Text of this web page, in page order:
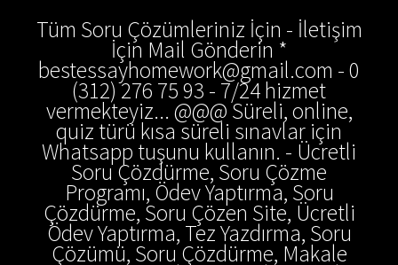
Tüm Soru Çözümleriniz İçin - İletişim
İçin Mail Gönderin *
bestessayhomework@gmail.com - 0
(312) 276 75 93 - 7/24 hizmet
vermekteyiz... @@@ Süreli, online,
quiz türü kısa süreli sınavlar için
Whatsapp tuşunu kullanın. - Ücretli
Soru Çözdürme, Soru Çözme
Programı, Ödev Yaptırma, Soru
Çözdürme, Soru Çözen Site, Ücretli
Ödev Yaptırma, Tez Yazdırma, Soru
Çözümü, Soru Çözdürme, Makale